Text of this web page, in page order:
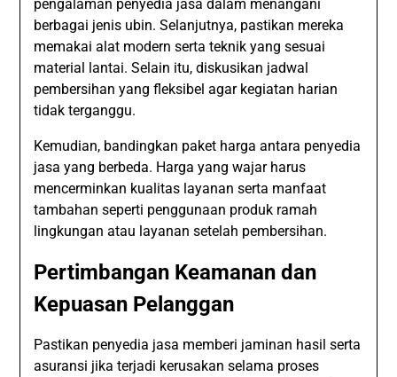
pengalaman penyedia jasa dalam menangani
berbagai jenis ubin. Selanjutnya, pastikan mereka
memakai alat modern serta teknik yang sesuai
material lantai. Selain itu, diskusikan jadwal
pembersihan yang fleksibel agar kegiatan harian
tidak terganggu.
Kemudian, bandingkan paket harga antara penyedia
jasa yang berbeda. Harga yang wajar harus
mencerminkan kualitas layanan serta manfaat
tambahan seperti penggunaan produk ramah
lingkungan atau layanan setelah pembersihan.
Pertimbangan Keamanan dan
Kepuasan Pelanggan
Pastikan penyedia jasa memberi jaminan hasil serta
asuransi jika terjadi kerusakan selama proses